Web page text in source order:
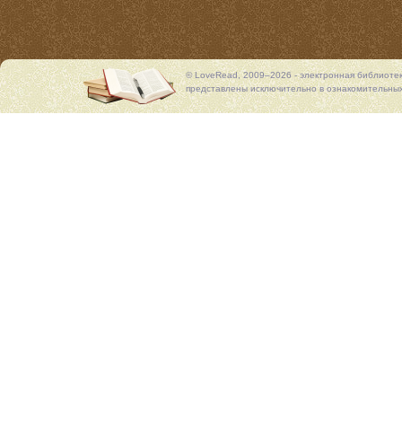
© LoveRead, 2009–2026 - электронная
представлены исключительно в